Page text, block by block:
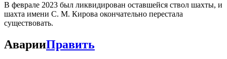
В феврале 2023 был ликвидирован оставшейся ствол шахты, и
шахта имени С. М. Кирова окончательно перестала
существовать.
АварииПравить